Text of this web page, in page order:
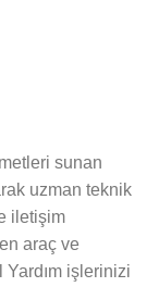
sunan
uzman teknik
iletişim
araç ve
işlerinizi